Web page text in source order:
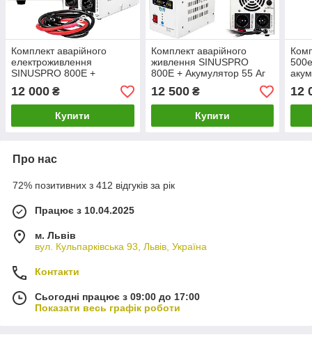
Комплект аварійного
електроживлення
SINUSPRO 800E +
акумулятор 100 Аг VOLT
POLSKA
12 000 ₴
Купити
Комплект аварійного
живлення SINUSPRO
800E + Акумулятор 55 Аг
VOLT POLSKA
12 500₴
Купити
12
Про нас
72% позитивних з 412 відгуків за рік
Працює з 10.04.2025
м. Львів
вул. Кульпарківська 93, Львів, Україна
Контакти
Сьогодні працює з 09:00 до 17:00
Показати весь графік роботи